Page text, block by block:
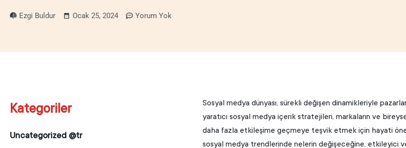
Ezgi Buldur Ocak 25, 2024 Yorum Yok
Kategoriler
Uncategorized @tr
Sosyal medya dünyası, sürekli değişen dinamikleriyle
yaratıcı sosyal medya içerik stratejileri, markaların ve
daha fazla etkileşime geçmeye teşvik etmek için hayati
sosyal medya trendlerinde nelerin değişeceğine, etkileyici